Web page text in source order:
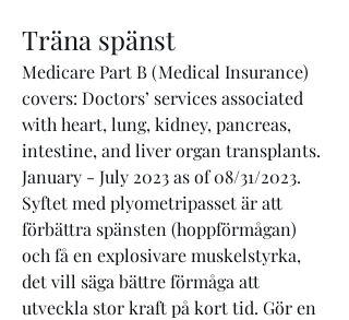
Träna spänst
Medicare Part B (Medical Insurance)
covers: Doctors’ services associated
with heart, lung, kidney, pancreas,
intestine, and liver organ transplants.
January - July 2023 as of 08/31/2023.
Syftet med plyometripasset är att
förbättra spänsten (hoppförmågan)
och få en explosivare muskelstyrka,
det vill säga bättre förmåga att
utveckla stor kraft på kort tid. Gör en